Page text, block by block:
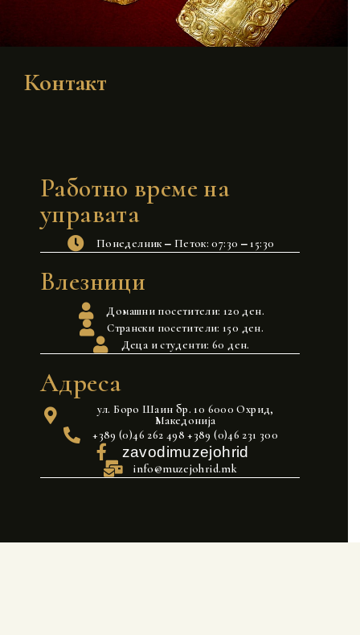
Контакт
Работно време на
управата
Понеделник ‒ Петок: 07:30 ‒ 15:30
Влезници
Домашни посетители: 120 ден.
Странски посетители: 150 ден.
Деца и студенти: 60 ден.
Адреса
ул. Боро Шаин бр. 10 6000 Охрид,
Македонија
+389 (0)46 262 498 +389 (0)46 231 300
zavodimuzejohrid
info@muzejohrid.mk